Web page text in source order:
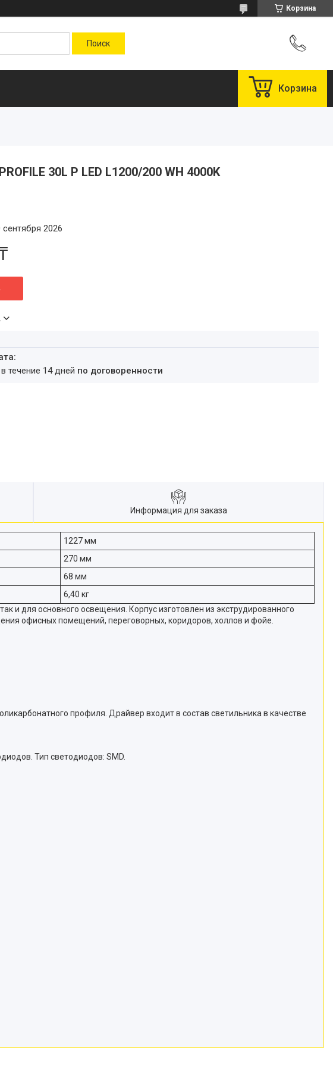
Корзина
Корзина
30L P LED L1200/200 WH 4000K
2026
в течение 14 дней по договоренности
Информация для заказа
1227 мм
270 мм
68 мм
6,40 кг
и для основного освещения. Корпус изготовлен из экструдированного
офисных помещений, переговорных, коридоров, холлов и фойе.
профиля. Драйвер входит в состав светильника в качестве
Тип светодиодов: SMD.